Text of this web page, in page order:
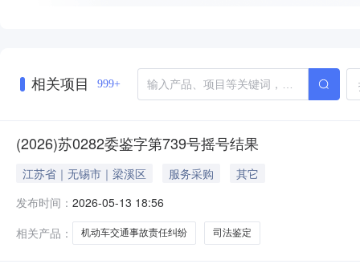
相关项目 999+
(2026)苏0282委鉴字第739号摇号结果
江苏省｜无锡市｜梁溪区 服务采购
其它
发布时间： 2026-05-13 18:56
相关产品：
机动车交通事故责任纠纷 司法鉴定